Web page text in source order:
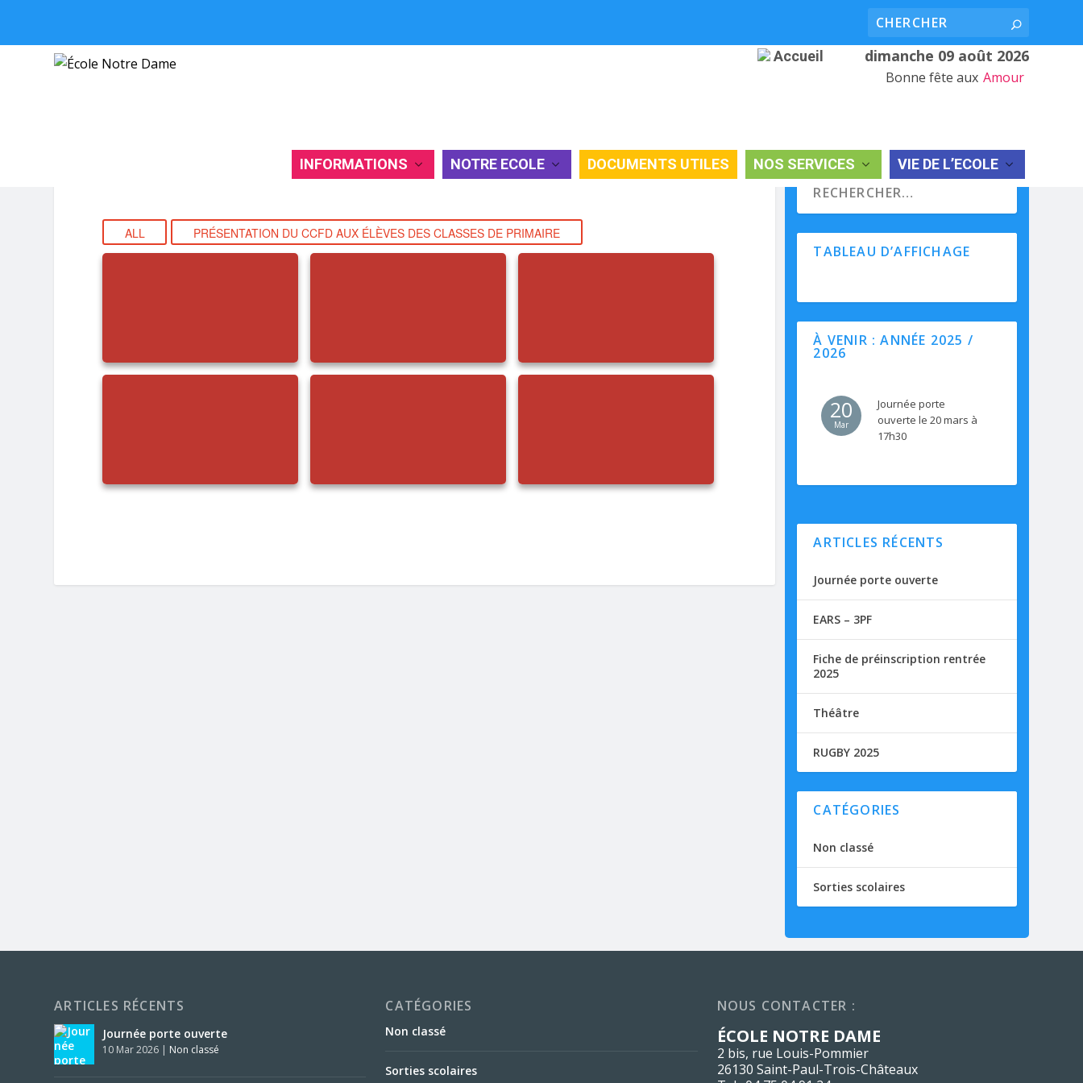
INFORMATIONS NOTRE ECOLE DOCUMENTS UTILES NOS SERVICES VIE DE L’ECOLE
Accueil dimanche 09 août 2026
Bonne fête aux Amour
PRÉSENTATION DU CCFD AUX ÉLÈVES DES CLASSES DE PRIMAIRE
ALL PRÉSENTATION DU CCFD AUX ÉLÈVES DES CLASSES DE PRIMAIRE
TABLEAU D’AFFICHAGE
À VENIR : ANNÉE 2025 /
2026
20
Mar
Journée porte
ouverte le 20 mars à
17h30
ARTICLES RÉCENTS
Journée porte ouverte
EARS – 3PF
Fiche de préinscription rentrée
2025
Théâtre
RUGBY 2025
CATÉGORIES
Non classé
Sorties scolaires
ARTICLES RÉCENTS
Journée porte ouverte
10 Mar 2026 | Non classé
CATÉGORIES
Non classé
Sorties scolaires
NOUS CONTACTER :
ÉCOLE NOTRE DAME
2 bis, rue Louis-Pommier
26130 Saint-Paul-Trois-Châteaux